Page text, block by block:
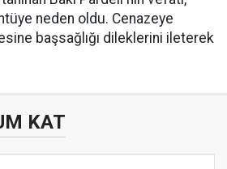
neden oldu. Cenazeye
başsağlığı dileklerini ileterek
KAT